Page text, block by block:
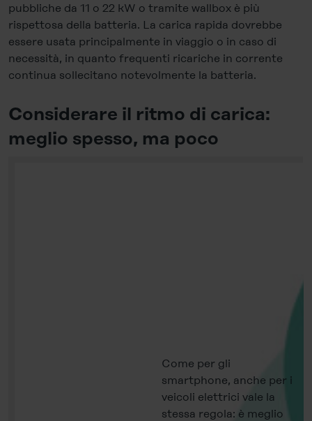
pubbliche da 11 o 22 kW o tramite wallbox è più
rispettosa della batteria. La carica rapida dovrebbe
essere usata principalmente in viaggio o in caso di
necessità, in quanto frequenti ricariche in corrente
continua sollecitano notevolmente la batteria.
Considerare il ritmo di carica:
meglio spesso, ma poco
Come per gli
smartphone, anche per i
veicoli elettrici vale la
stessa regola: è meglio